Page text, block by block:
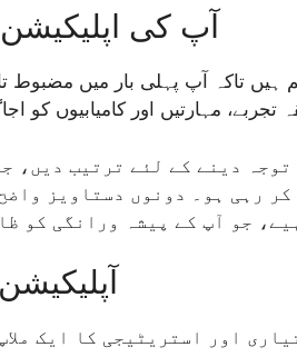
آپ کی اپلیکیشن
ہیں تاکہ آپ پہلی بار میں مضبوط
تجربے، مہارتیں اور کامیابیوں کو
دینے کے لئے ترتیب دیں،
رہی ہو۔ دونوں دستاویز
جو آپ کے پیشہ ورانگی کو
اور استریٹیجی کا ایک